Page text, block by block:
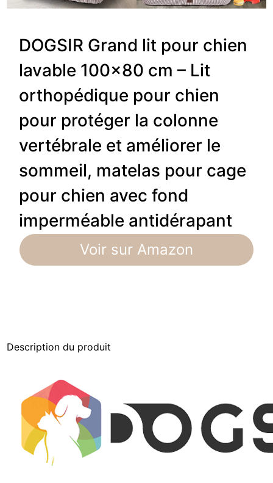
DOGSIR Grand lit pour chien
lavable 100×80 cm – Lit
orthopédique pour chien
pour protéger la colonne
vertébrale et améliorer le
sommeil, matelas pour cage
pour chien avec fond
imperméable antidérapant
Voir sur Amazon
Description du produit